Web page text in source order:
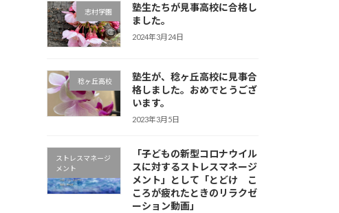
志村学園
塾生たちが見事高校に合格し
ました。
2024年3月24日
稔ヶ丘高校
塾生が、稔ヶ丘高校に見事合
格しました。おめでとうござ
います。
2023年3月5日
ストレスマネージ
メント
「子どもの新型コロナウイル
スに対するストレスマネージ
メント」として「とどけ こ
ころが疲れたときのリラクゼ
ーション動画」